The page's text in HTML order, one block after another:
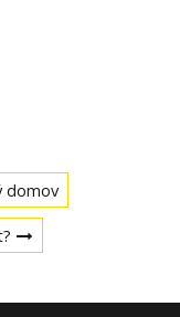
domov